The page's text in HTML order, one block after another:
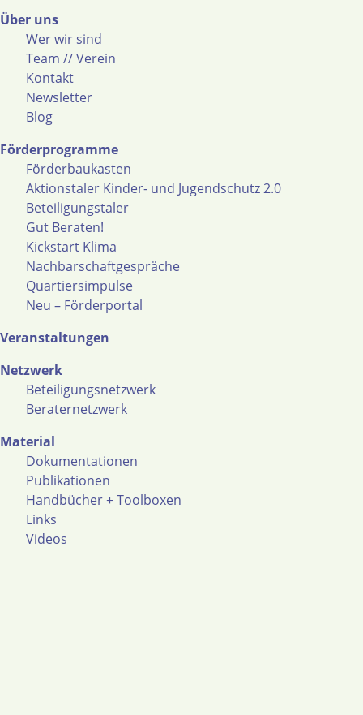
Über uns
Wer wir sind
Team // Verein
Kontakt
Newsletter
Blog
Förderprogramme
Förderbaukasten
Aktionstaler Kinder- und Jugendschutz 2.0
Beteiligungstaler
Gut Beraten!
Kickstart Klima
Nachbarschaftgespräche
Quartiersimpulse
Neu – Förderportal
Veranstaltungen
Netzwerk
Beteiligungsnetzwerk
Beraternetzwerk
Material
Dokumentationen
Publikationen
Handbücher + Toolboxen
Links
Videos